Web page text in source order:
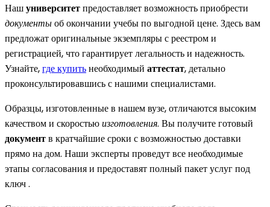
Нашуниверситетпредоставляет возможность приобрести
документыоб окончании учебы по выгодной цене. Здесь вам
предложат оригинальные экземпляры с реестром и
регистрацией, что гарантирует легальность и надежность.
Узнайте,где купитьнеобходимый аттестат, детально
проконсультировавшись с нашими специалистами.
Образцы, изготовленные в нашем вузе, отличаются высоким
качеством и скоростьюизготовления. Вы получите готовый
документв кратчайшие сроки с возможностью доставки
прямо на дом. Наши эксперты проведут все необходимые
этапы согласования и предоставят полный пакет услуг под
ключ .